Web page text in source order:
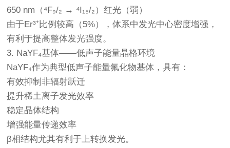
650 nm（⁴F₉/₂ → ⁴I₁₅/₂）红光（弱）
由于Er³⁺比例较高（5%），体系中发光中心密度增强，
有利于提高整体发光强度。
3. NaYF₄基体——低声子能量晶格环境
NaYF₄作为典型低声子能量氟化物基体，具有：
有效抑制非辐射跃迁
提升稀土离子发光效率
稳定晶体结构
增强能量传递效率
β相结构尤其有利于上转换发光。